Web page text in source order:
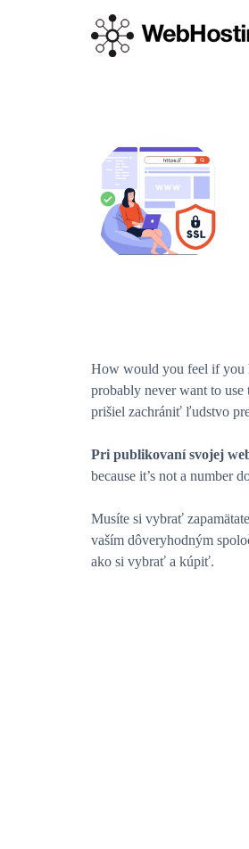
How would you feel if you
probably never want to use
prišiel zachrániť ľudstvo
Pri publikovaní svojej
because it’s not a number
Musíte si vybrať
vaším dôveryhodným
ako si vybrať a kúpiť.